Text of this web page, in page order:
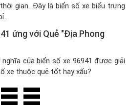
gian. Đây là biển số xe biểu trưng
ứng với Quẻ "Địa Phong
nghĩa của biển số xe 96941 được giải
xe thuộc quẻ tốt hay xấu?